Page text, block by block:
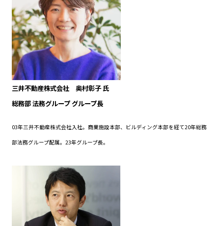
三井不動産株式会社 奥村彰子 氏
総務部 法務グループ グループ長
03年三井不動産株式会社入社。商業施設本部、ビルディング本部を経て20年総務
部法務グループ配属。23年グループ長。